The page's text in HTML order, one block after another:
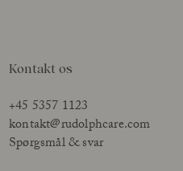
Kontakt os
+45 5357 1123
kontakt@rudolphcare.com
Spørgsmål & svar